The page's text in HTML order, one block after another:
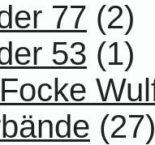
77 (2)
53 (1)
(27)